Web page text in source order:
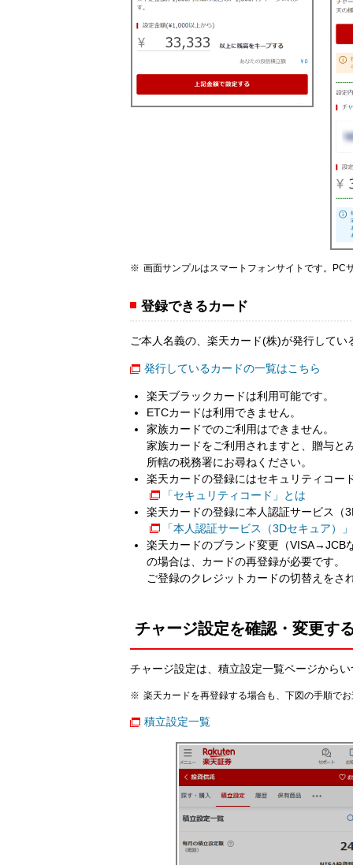
画面サンプルはスマートフォンサイトです。PC
登録できるカード
ご本人名義の、楽天カード(株)が発行して
発行しているカードの一覧はこちら
楽天ブラックカードは利用可能です。
ETCカードは利用できません。
家族カードでのご利用はできません。
家族カードをご利用されますと、贈与と
所轄の税務署にお尋ねください。
楽天カードの登録にはセキュリティコー
「セキュリティコード」とは
楽天カードの登録に本人認証サービス（
「本人認証サービス（3Dセキュア）
楽天カードのブランド変更（VISA→JCB
の場合は、カードの再登録が必要です。
ご登録のクレジットカードの切替えをさ
チャージ設定を確認・変更す
チャージ設定は、積立設定一覧ページから
楽天カードを再登録する場合も、下図の手順で
積立設定一覧